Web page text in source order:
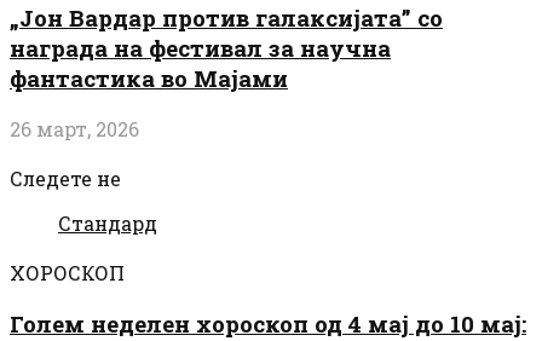
„Јон Вардар против галаксијата” со
награда на фестивал за научна
фантастика во Мајами
26 март, 2026
Следете не
Стандард
ХОРОСКОП
Голем неделен хороскоп од 4 мај до 10 мај: